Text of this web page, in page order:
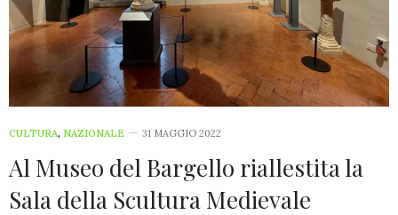
CULTURA, NAZIONALE 31 MAGGIO 2022
Al Museo del Bargello riallestita la
Sala della Scultura Medievale